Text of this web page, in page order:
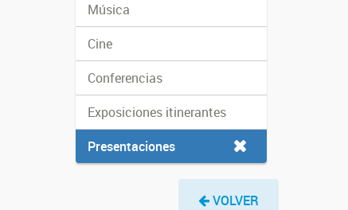
Música
Cine
Conferencias
Exposiciones itinerantes
Presentaciones
VOLVER